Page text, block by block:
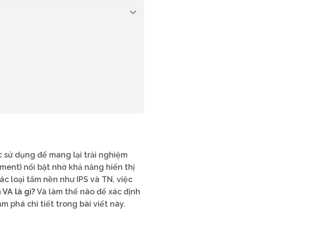
sử dụng để mang lại trải nghiệm
nổi bật nhờ khả năng hiển thị
loại tấm nền như IPS và TN, việc
là gì?Và làm thế nào để xác định
phá chi tiết trong bài viết này.